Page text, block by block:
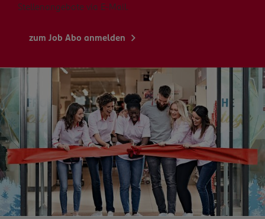
Stellenangebote via E-Mail.
zum Job Abo anmelden